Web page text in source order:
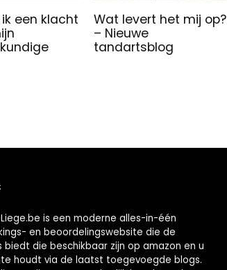
een klacht
Wat levert het mij op?
– Nieuwe
tandartsblog
is een moderne alles-in-één
en beoordelingswebsite die de
biedt die beschikbaar zijn op amazon en u
houdt via de laatst toegevoegde blogs.